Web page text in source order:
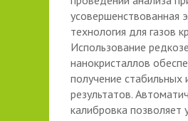
усовершенствованная
технология для газов
Использование
нанокристаллов
получение стабильных
результатов.
калибровка позволяет